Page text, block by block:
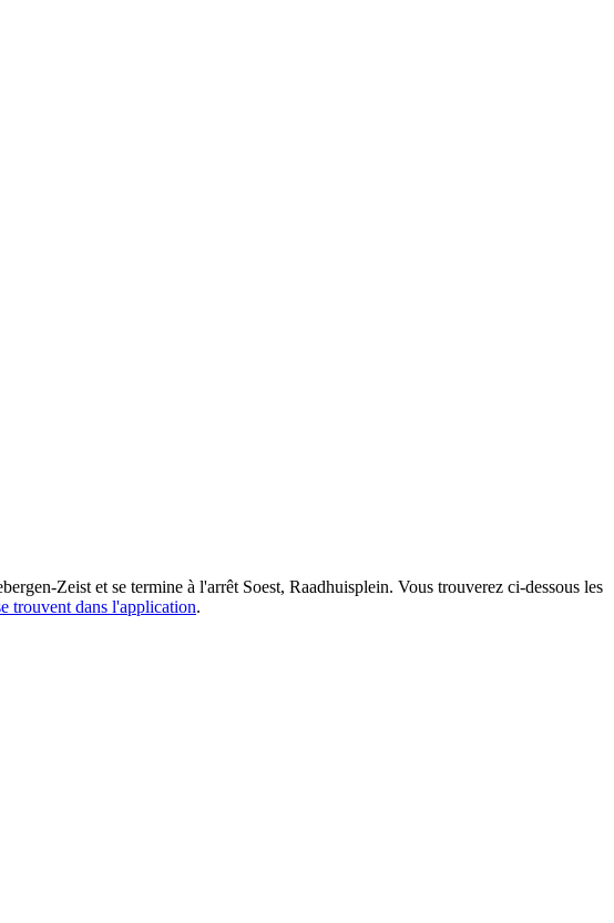
Zeist et se termine à l'arrêt Soest, Raadhuisplein. Vous trouverez ci-dessous les
trouvent dans l'application.